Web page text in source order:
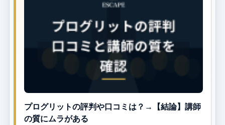
プログリットの評判や口コミは？→【結論】講師
の質にムラがある